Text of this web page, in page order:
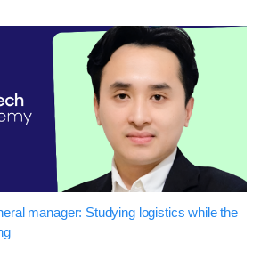
manager: Studying logistics while the